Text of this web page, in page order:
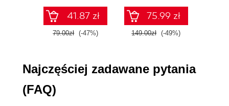
Kody dźwiękowe błędów (62)
Stanowisko pracy i niezbędne narzędzia (68)
Potrzebne narzędzia (69)
(70)
3. Prawidłowa konfiguracja ustawień BIOS-u (73)
41.87 zł
79.00zł (-47%)
75.99 zł
149.00zł (-49%)
Najczęściej zadawane pytania
(FAQ)